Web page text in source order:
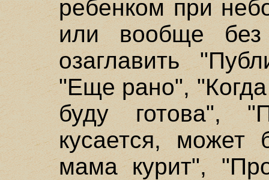
ребенком при
или вообще
озаглавить
"Еще рано",
буду готова",
кусается, может
мама курит",